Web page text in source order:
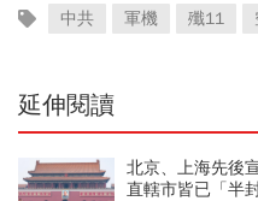
中共 軍機 殲11
延伸閱讀
北京、上海先後
直轄市皆已「半封